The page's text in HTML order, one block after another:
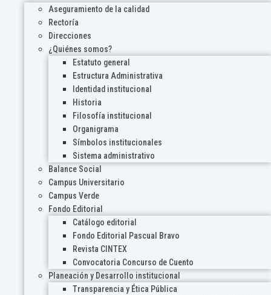
Aseguramiento de la calidad
Rectoría
Direcciones
¿Quiénes somos?
Estatuto general
Estructura Administrativa
Identidad institucional
Historia
Filosofía institucional
Organigrama
Símbolos institucionales
Sistema administrativo
Balance Social
Campus Universitario
Campus Verde
Fondo Editorial
Catálogo editorial
Fondo Editorial Pascual Bravo
Revista CINTEX
Convocatoria Concurso de Cuento
Planeación y Desarrollo institucional
Transparencia y Ética Pública